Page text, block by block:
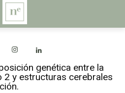
genética entre la
2 y estructuras cerebrales